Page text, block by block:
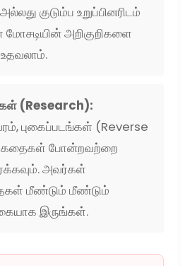
குடும்ப உறுப்பினரிடம்
அறிகுறிகளை
(Research):
புகைப்படங்கள் (Reverse
கதைகள் போன்றவற்றை
அவர்கள்
மீண்டும் மீண்டும்
இருங்கள்.